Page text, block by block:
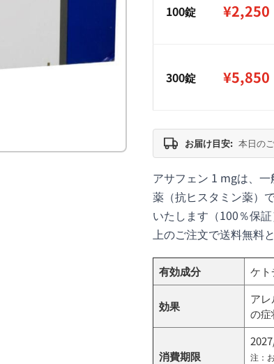
–
100錠 ¥2,250
300錠 ¥5,850
お届け目安: 本日の
アサフェン 1 mgは、
薬（抗ヒスタミン薬）
いたします（100％保
上のご注文で送料無料
有効成分 ケト
効果
ア
の症
消費期限
注：